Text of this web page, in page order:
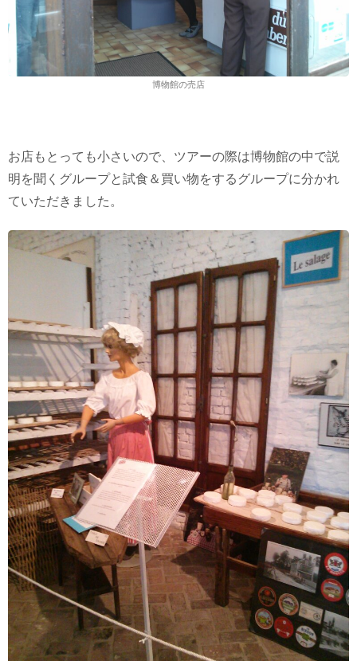
博物館の売店
お店もとっても小さいので、ツアーの際は博物館の中で説
明を聞くグループと試食＆買い物をするグループに分かれ
ていただきました。